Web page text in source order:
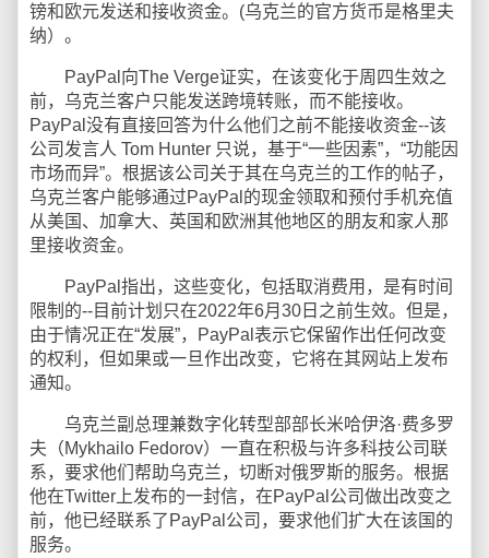
镑和欧元发送和接收资金。(乌克兰的官方货币是格里夫
纳）。
PayPal向The Verge证实，在该变化于周四生效之
前，乌克兰客户只能发送跨境转账，而不能接收。
PayPal没有直接回答为什么他们之前不能接收资金--该
公司发言人 Tom Hunter 只说，基于“一些因素”，“功能因
市场而异”。根据该公司关于其在乌克兰的工作的帖子，
乌克兰客户能够通过PayPal的现金领取和预付手机充值
从美国、加拿大、英国和欧洲其他地区的朋友和家人那
里接收资金。
PayPal指出，这些变化，包括取消费用，是有时间
限制的--目前计划只在2022年6月30日之前生效。但是，
由于情况正在“发展”，PayPal表示它保留作出任何改变
的权利，但如果或一旦作出改变，它将在其网站上发布
通知。
乌克兰副总理兼数字化转型部部长米哈伊洛·费多罗
夫（Mykhailo Fedorov）一直在积极与许多科技公司联
系，要求他们帮助乌克兰，切断对俄罗斯的服务。根据
他在Twitter上发布的一封信，在PayPal公司做出改变之
前，他已经联系了PayPal公司，要求他们扩大在该国的
服务。